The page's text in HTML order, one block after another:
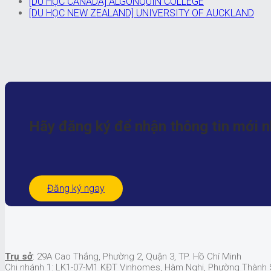
[DU HỌC NEW ZEALAND] UNIVERSITY OF AUCKLAND
Hãy đăng ký để nhận thông tin mới
Đăng ký ngay
Trụ sở: 29A Cao Thắng, Phường 2, Quận 3, TP. Hồ Chí Minh
Chi nhánh 1 : LK1-07-M1 KĐT Vinhomes, Hàm Nghi, Phường Thành